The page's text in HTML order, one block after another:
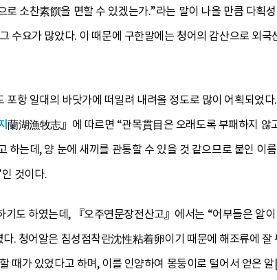
로 소찬素饌을 면할 수 있겠는가.”라는 말이 나올 만큼 다획
수요가 많았다. 이 때문에 구한말에는 청어의 감산으로 외
포항 일대의 바닷가에 떠밀려 내려올 정도로 많이 어획되었
蘭湖漁牧志』에 따르면 “관목貫目은 오래도록 부패하지 않
하는데, 양 눈에 새끼를 관통할 수 있을 것 같으므로 붙인 이
인 것이다.
도 하였는데, 『오주연문장전산고』에서는 “어부들은 알
. 청어알은 침성점착란沈性粘着卵이기 때문에 해조류에
때가 있었다고 하며, 이를 인양하여 몽둥이로 털어서 얻은